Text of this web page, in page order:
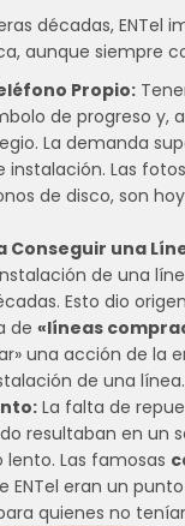
décadas, ENTel
aunque siempre
Propio:
de progreso y,
La demanda
instalación. Las
de disco, son
Conseguir una
de una
Esto dio
de«líneas
una acción de la
de una línea.
La falta de
resultaban en un
Las famosas
ENTel eran un
quienes no